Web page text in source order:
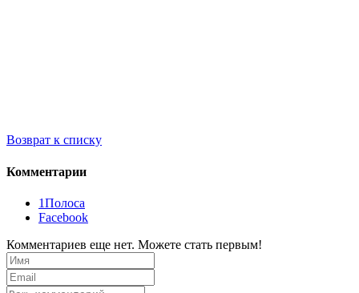
Возврат к списку
Комментарии
1Полоса
Facebook
Комментариев еще нет. Можете стать первым!